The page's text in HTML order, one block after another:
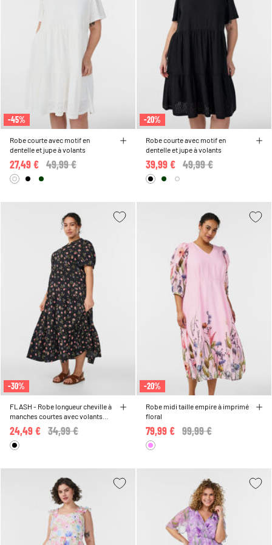
-45%
Robe courte avec motif en
dentelle et jupe à volants
Price reduced from
49,99 €
27,49 €
-20%
Robe courte avec motif en
dentelle et jupe à volants
Price reduced from
49,99 €
39,99 €
-30%
FLASH - Robe longueur cheville à
manches courtes avec volants
étagés
Price reduced from
34,99 €
24,49 €
-20%
Robe midi taille empire à imprimé
floral
Price reduced from
99,99 €
79,99 €